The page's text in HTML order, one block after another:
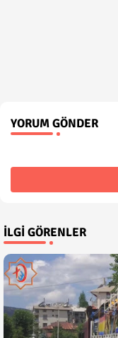
YORUM GÖNDER
İLGI GÖRENLER